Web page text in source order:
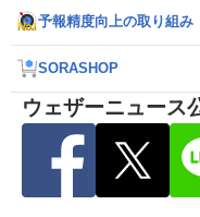
予報精度向上の取り組み
SORASHOP
ウェザーニュース